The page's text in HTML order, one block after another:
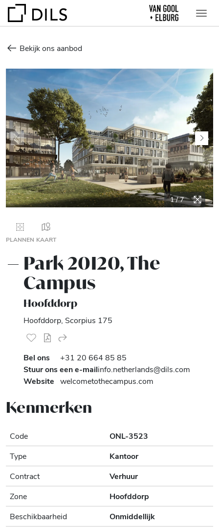
Bekijk ons aanbod
1/7
PLANNEN KAART
Park 20I20, The
Campus
Hoofddorp
Hoofddorp, Scorpius 175
Bel ons
+31 20 664 85 85
Stuur ons een e-mailinfo.netherlands@dils.com
Website
welcometothecampus.com
Kenmerken
Code
ONL-3523
Type
Kantoor
Contract
Verhuur
Zone
Hoofddorp
Beschikbaarheid
Onmiddellijk